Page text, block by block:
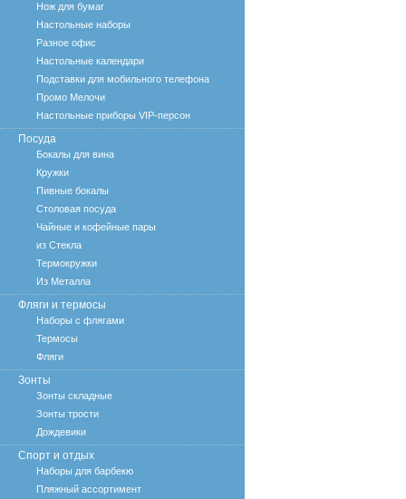
Нож для бумаг
Настольные наборы
Разное офис
Настольные календари
Подставки для мобильного телефона
Промо Мелочи
Настольные приборы VIP-персон
Посуда
Бокалы для вина
Кружки
Пивные бокалы
Столовая посуда
Чайные и кофейные пары
из Стекла
Термокружки
Из Металла
Фляги и термосы
Наборы с флягами
Термосы
Фляги
Зонты
Зонты складные
Зонты трости
Дождевики
Спорт и отдых
Наборы для барбекю
Пляжный ассортимент